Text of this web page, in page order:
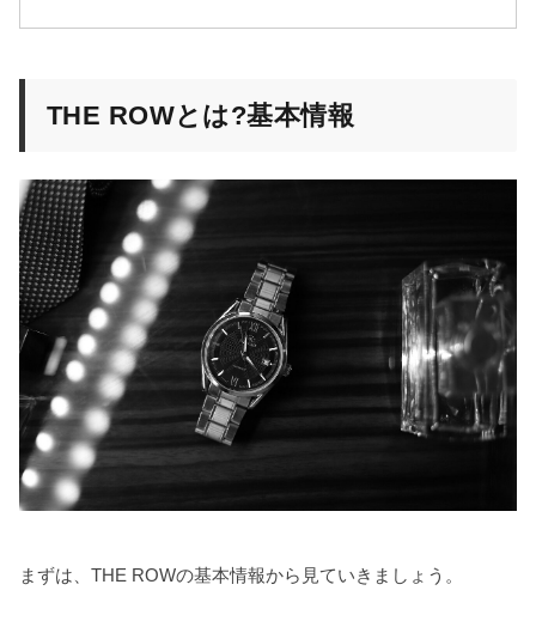
THE ROWとは?基本情報
まずは、THE ROWの基本情報から見ていきましょう。